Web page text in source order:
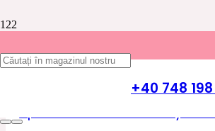
+40 748
Fiole cu laptisor de matca